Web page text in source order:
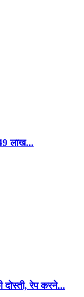
लाख...
दोस्ती, रेप करने...